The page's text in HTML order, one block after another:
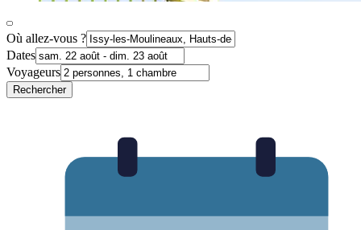
Où allez-vous ?
Dates
Voyageurs
Rechercher